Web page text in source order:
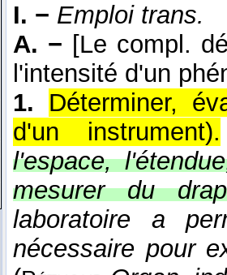
I. − Emploi trans.
A. − [Le compl.
l'intensité d'un
1.
Déterminer,
d'un instrument).
l'espace,
mesurer du
laboratoire a
nécessaire pour